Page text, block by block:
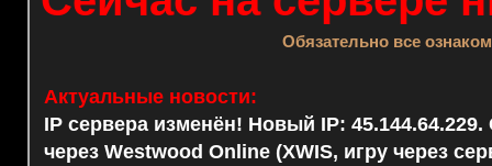
Обязательно все
Актуальные новости:
IP сервера изменён! Новый IP: 45.144.64.229.
через Westwood Online (XWIS, игру через